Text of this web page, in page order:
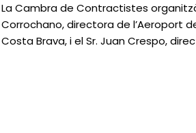
La Cambra de Contractistes
Corrochano, directora de l’Aeroport
Costa Brava, i el Sr. Juan Crespo,